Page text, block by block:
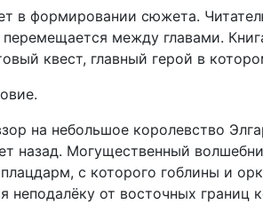
в формировании сюжета.
между главами.
квест, главный герой в
на небольшое королевство
назад. Могущественный
с которого гоблины и
от восточных границ